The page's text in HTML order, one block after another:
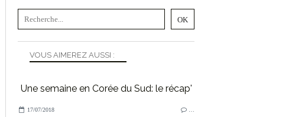
VOUS AIMEREZ AUSSI :
Une semaine en Corée du Sud: le récap'
17/07/2018